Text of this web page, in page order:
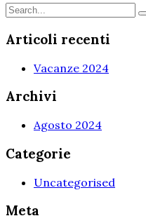
Articoli recenti
Vacanze 2024
Archivi
Agosto 2024
Categorie
Uncategorised
Meta